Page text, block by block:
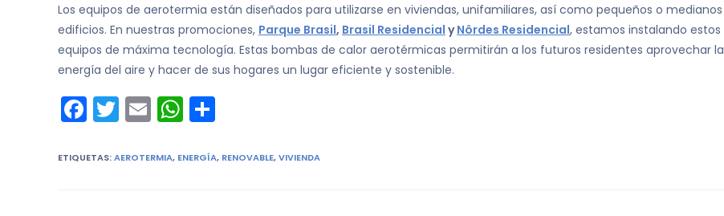
Los equipos de aerotermia están diseñados para utilizarse en viviendas, unifamiliares, así como pequeños o medianos
edificios. En nuestras promociones, Parque Brasil, Brasil Residencial yNôrdes Residencial, estamos instalando estos
equipos de máxima tecnología. Estas bombas de calor aerotérmicas permitirán a los futuros residentes aprovechar la
energía del aire y hacer de sus hogares un lugar eficiente y sostenible.
F
a
c
T
w
itt
E
m
ai
W
h
a m
ETIQUETAS:AEROTERMIA, ENERGÍA, RENOVABLE,VIVIENDA